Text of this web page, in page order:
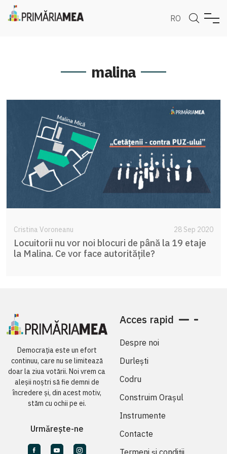
RO
malina
Cristina Voroneanu 28 Sep 2020
Locuitorii nu vor noi blocuri de până la 19 etaje
la Malina. Ce vor face autoritățile?
Democrația este un efort
continuu, care nu se limitează
doar la ziua votării. Noi vrem ca
aleșii noștri să fie demni de
încredere și, din acest motiv,
stăm cu ochii pe ei.
Urmărește-ne
Acces rapid
Despre noi
Durlești
Codru
Construim Orașul
Instrumente
Contacte
Termeni și condiții